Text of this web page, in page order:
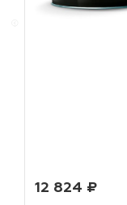
12 824 ₽